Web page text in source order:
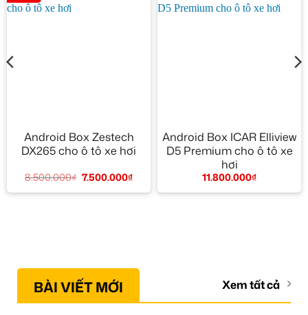
Android Box Zestech
DX265 cho ô tô xe hơi
8.500.000₫ 7.500.000₫
Android Box ICAR Elliview
D5 Premium cho ô tô xe
hơi
11.800.000₫
BÀI VIẾT MỚI Xem tất cả